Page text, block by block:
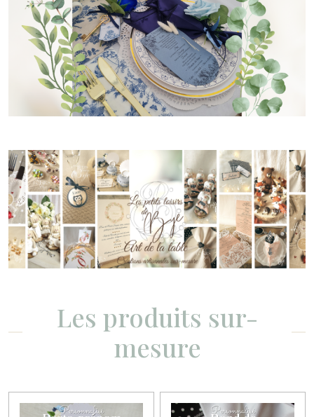
Les produits sur-
mesure